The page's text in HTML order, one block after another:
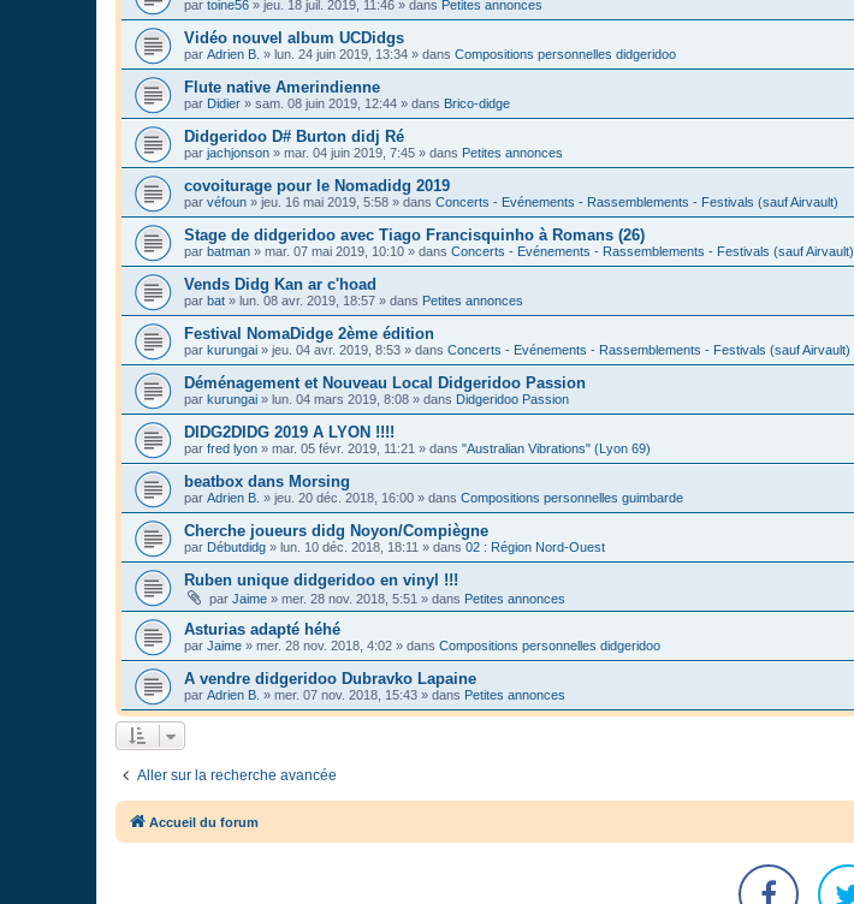
par toine56 » jeu. 18 juil. 2019, 11:46 » dans Petites annonces
Vidéo nouvel album UCDidgs
par Adrien B. » lun. 24 juin 2019, 13:34 » dans Compositions personnelles didgeridoo
Flute native Amerindienne
par Didier » sam. 08 juin 2019, 12:44 » dans Brico-didge
Didgeridoo D# Burton didj Ré
par jachjonson » mar. 04 juin 2019, 7:45 » dans Petites annonces
covoiturage pour le Nomadidg 2019
par véfoun » jeu. 16 mai 2019, 5:58 » dans Concerts - Evénements - Rassemblements - Festivals (sauf Airvault)
Stage de didgeridoo avec Tiago Francisquinho à Romans (26)
par batman » mar. 07 mai 2019, 10:10 » dans Concerts - Evénements - Rassemblements - Festivals (sauf Airvault)
Vends Didg Kan ar c'hoad
par bat » lun. 08 avr. 2019, 18:57 » dans Petites annonces
Festival NomaDidge 2ème édition
par kurungai » jeu. 04 avr. 2019, 8:53 » dans Concerts - Evénements - Rassemblements - Festivals (sauf Airvault)
Déménagement et Nouveau Local Didgeridoo Passion
par kurungai » lun. 04 mars 2019, 8:08 » dans Didgeridoo Passion
DIDG2DIDG 2019 A LYON !!!!
par fred lyon » mar. 05 févr. 2019, 11:21 » dans "Australian Vibrations" (Lyon 69)
beatbox dans Morsing
par Adrien B. » jeu. 20 déc. 2018, 16:00 » dans Compositions personnelles guimbarde
Cherche joueurs didg Noyon/Compiègne
par Débutdidg » lun. 10 déc. 2018, 18:11 » dans 02 : Région Nord-Ouest
Ruben unique didgeridoo en vinyl !!!
par Jaime » mer. 28 nov. 2018, 5:51 » dans Petites annonces
Asturias adapté héhé
par Jaime » mer. 28 nov. 2018, 4:02 » dans Compositions personnelles didgeridoo
A vendre didgeridoo Dubravko Lapaine
par Adrien B. » mer. 07 nov. 2018, 15:43 » dans Petites annonces
Aller sur la recherche avancée
Accueil du forum